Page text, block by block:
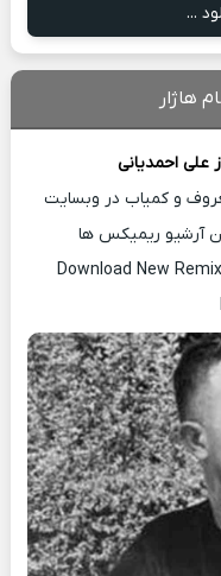
...
هاژار
علی احمدیانی
و کمیاب در وبسایت
آرشیو ریمیکس ها
Download New Remix